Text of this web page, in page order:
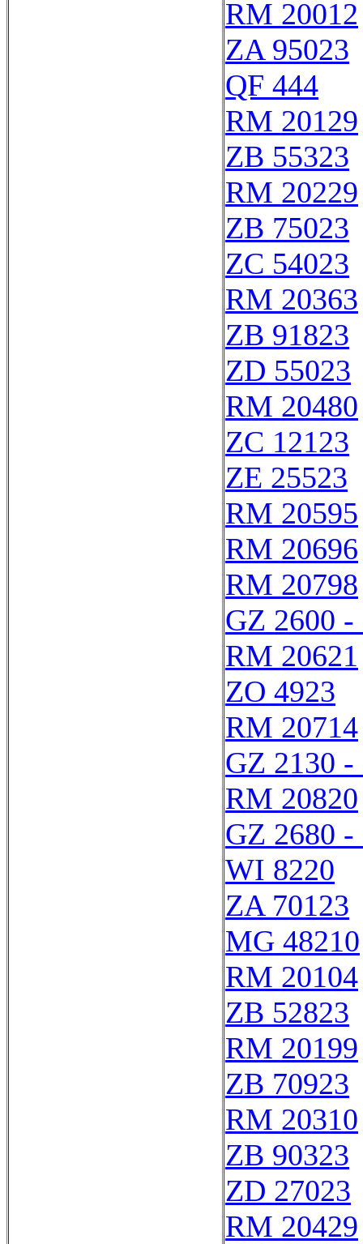
RM 20012
ZA 95023
QF 444
RM 20129
ZB 55323
RM 20229
ZB 75023
ZC 54023
RM 20363
ZB 91823
ZD 55023
RM 20480
ZC 12123
ZE 25523
RM 20595
RM 20696
RM 20798
GZ 2600 -
RM 20621
ZO 4923
RM 20714
GZ 2130 -
RM 20820
GZ 2680 -
WI 8220
ZA 70123
MG 48210
RM 20104
ZB 52823
RM 20199
ZB 70923
RM 20310
ZB 90323
ZD 27023
RM 20429